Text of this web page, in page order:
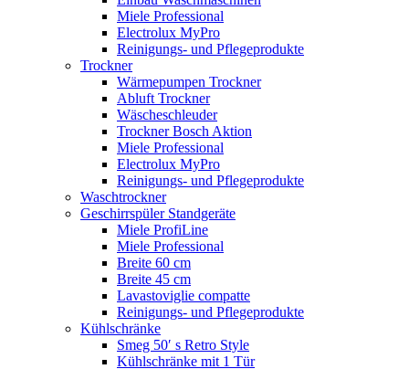
Miele Professional
Electrolux MyPro
Reinigungs- und Pflegeprodukte
Trockner
Wärmepumpen Trockner
Abluft Trockner
Wäscheschleuder
Trockner Bosch Aktion
Miele Professional
Electrolux MyPro
Reinigungs- und Pflegeprodukte
Waschtrockner
Geschirrspüler Standgeräte
Miele ProfiLine
Miele Professional
Breite 60 cm
Breite 45 cm
Lavastoviglie compatte
Reinigungs- und Pflegeprodukte
Kühlschränke
Smeg 50′ s Retro Style
Kühlschränke mit 1 Tür